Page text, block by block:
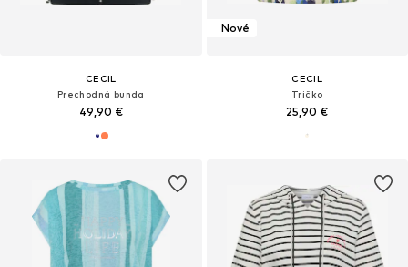
CECIL
Prechodná bunda
49,90 €
Nové
CECIL
Tričko
25,90 €